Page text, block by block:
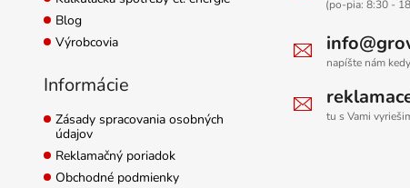
Blog
Výrobcovia
Informácie
Zásady spracovania osobných
údajov
Reklamačný poriadok
Obchodné podmienky
(po-pia: 8:30 -
napíšte nám
tu s Vami